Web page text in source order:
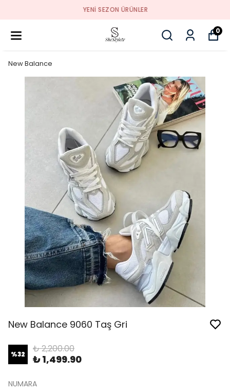
YENI SEZON ÜRÜNLER
0
New Balance
New Balance 9060 Taş Gri
%32 ₺ 2,200.00
₺ 1,499.90
NUMARA